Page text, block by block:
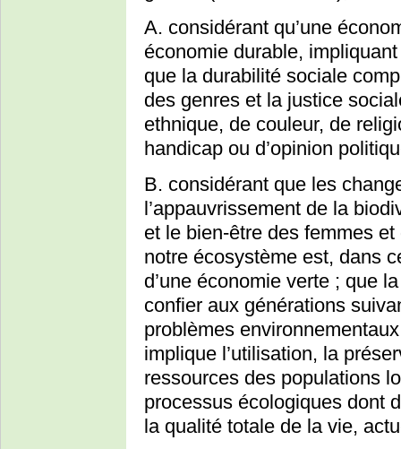
A. considérant qu’une
économie durable,
que la durabilité sociale
des genres et la justice
ethnique, de couleur, de
handicap ou d’opinion
B. considérant que les
l’appauvrissement de la
et le bien-être des femmes
notre écosystème est, dans
d’une économie verte ; que
confier aux générations
problèmes
implique l’utilisation, la
ressources des populations
processus écologiques dont
la qualité totale de la vie,